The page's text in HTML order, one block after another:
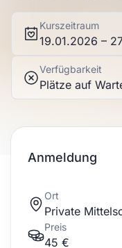
Kurszeitraum
19.01.2026 –
Verfügbarkeit
Plätze auf
Anmeldung
Ort
Private
Preis
45 €